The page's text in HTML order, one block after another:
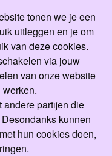
tonen we je een
uitleggen en je om
van deze cookies.
via jouw
van onze website
andere partijen die
kunnen
hun cookies doen,